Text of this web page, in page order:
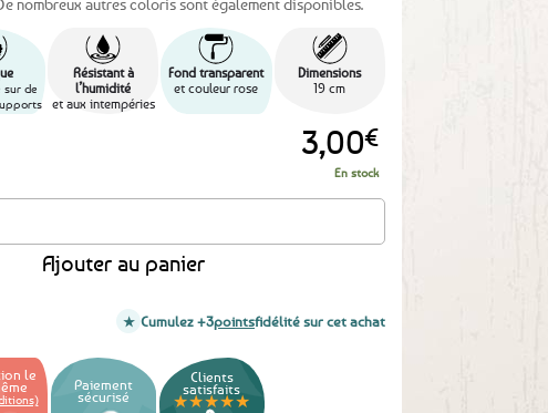
nombreux autres coloris sont également disponibles.
sur de
Résistant à
l’humidité
et aux intempéries
Fond transparent
et couleur rose
Dimensions
19 cm
3,00€
En stock
A l’Aise Breizh Bigoudène rose fuschia - 19 cm
Ajouter au panier
Cumulez +3pointsfidélité sur cet achat
le
Paiement
sécurisé
Clients
satisfaits
★★★★★